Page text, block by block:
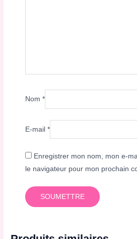
Nom*
E-mail*
Enregistrer mon nom, mon e-
le navigateur pour mon prochain